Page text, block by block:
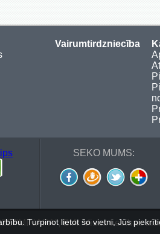
Turpinot lietot šo vietni, Jūs
Vairumtirdzniecība
SEKO MUMS:
"MINAPA”, SIA. Visas tiesības